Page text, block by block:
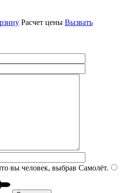
Расчет цены Вызвать
вы человек, выбрав Самолёт.